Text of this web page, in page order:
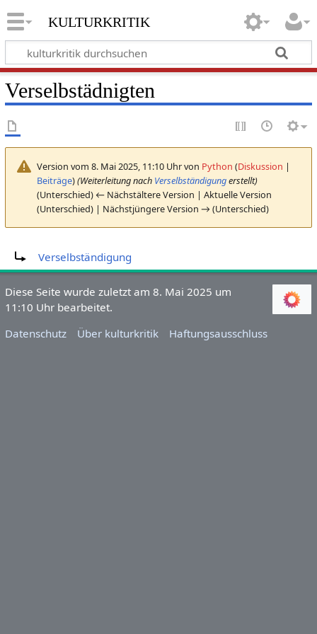
kulturkritik
Verselbstädnigten
Version vom 8. Mai 2025, 11:10 Uhr von Python (Diskussion |
Beiträge)(Weiterleitung nach Verselbständigungerstellt)
(Unterschied) ← Nächstältere Version | Aktuelle Version
(Unterschied) | Nächstjüngere Version → (Unterschied)
Verselbständigung
Diese Seite wurde zuletzt am 8. Mai 2025 um
11:10 Uhr bearbeitet.
Datenschutz
Über kulturkritik Haftungsausschluss